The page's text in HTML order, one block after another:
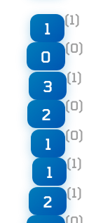
1 (1)
0 (0)
3 (1)
2 (0)
1 (0)
1 (1)
2 (1)